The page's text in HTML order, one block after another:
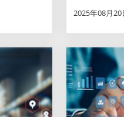
2025年08月20